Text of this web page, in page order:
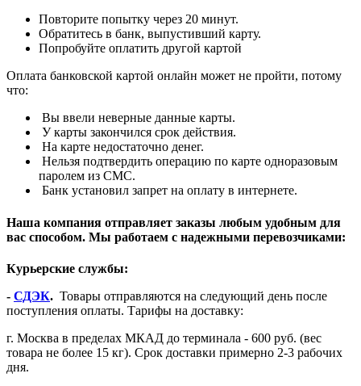
Повторите попытку через 20 минут.
Обратитесь в банк, выпустивший карту.
Попробуйте оплатить другой картой
Оплата банковской картой онлайн может не пройти, потому
что:
Вы ввели неверные данные карты.
У карты закончился срок действия.
На карте недостаточно денег.
Нельзя подтвердить операцию по карте одноразовым
паролем из СМС.
Банк установил запрет на оплату в интернете.
Наша компания отправляет заказы любым удобным для
вас способом. Мы работаем с надежными перевозчиками:
Курьерские службы:
- СДЭК. Товары отправляются на следующий день после
поступления оплаты. Тарифы на доставку:
г. Москва в пределах МКАД до терминала - 600 руб. (вес
товара не более 15 кг). Срок доставки примерно 2-3 рабочих
дня.